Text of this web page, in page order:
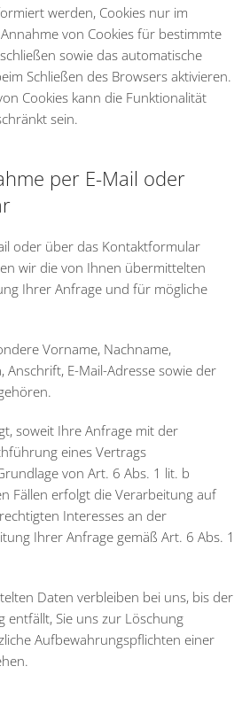
werden, Cookies nur im
von Cookies für bestimmte
sowie das automatische
Schließen des Browsers aktivieren.
Cookies kann die Funktionalität
sein.
per E-Mail oder
oder über das Kontaktformular
wir die von Ihnen übermittelten
Ihrer Anfrage und für mögliche
Vorname, Nachname,
Anschrift, E-Mail-Adresse sowie der
soweit Ihre Anfrage mit der
eines Vertrags
von Art. 6 Abs. 1 lit. b
Fällen erfolgt die Verarbeitung auf
Interesses an der
Ihrer Anfrage gemäß Art. 6 Abs. 1
Daten verbleiben bei uns, bis der
entfällt, Sie uns zur Löschung
Aufbewahrungspflichten einer